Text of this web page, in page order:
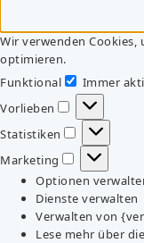
Wir verwenden Cookies,
optimieren.
Funktional
Immer
Vorlieben
Vorlieben
Statistiken
Statistiken
Marketing
Marketing
Optionen
Dienste verwalten
Verwalten von
Lese mehr über